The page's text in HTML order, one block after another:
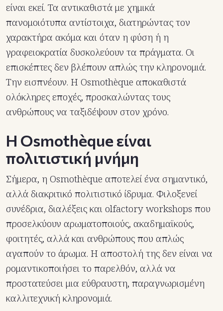
είναι εκεί. Τα αντικαθιστά με χημικά
πανομοιότυπα αντίστοιχα, διατηρώντας τον
χαρακτήρα ακόμα και όταν η φύση ή η
γραφειοκρατία δυσκολεύουν τα πράγματα. Οι
επισκέπτες δεν βλέπουν απλώς την κληρονομιά.
Την εισπνέουν. Η Osmothèque αποκαθιστά
ολόκληρες εποχές, προσκαλώντας τους
ανθρώπους να ταξιδέψουν στον χρόνο.
Η Osmothèque είναι
πολιτιστική μνήμη
Σήμερα, η Osmothèque αποτελεί ένα σημαντικό,
αλλά διακριτικό πολιτιστικό ίδρυμα. Φιλοξενεί
συνέδρια, διαλέξεις και olfactory workshops που
προσελκύουν αρωματοποιούς, ακαδημαϊκούς,
φοιτητές, αλλά και ανθρώπους που απλώς
αγαπούν το άρωμα. Η αποστολή της δεν είναι να
ρομαντικοποιήσει το παρελθόν, αλλά να
προστατεύσει μια εύθραυστη, παραγνωρισμένη
καλλιτεχνική κληρονομιά.